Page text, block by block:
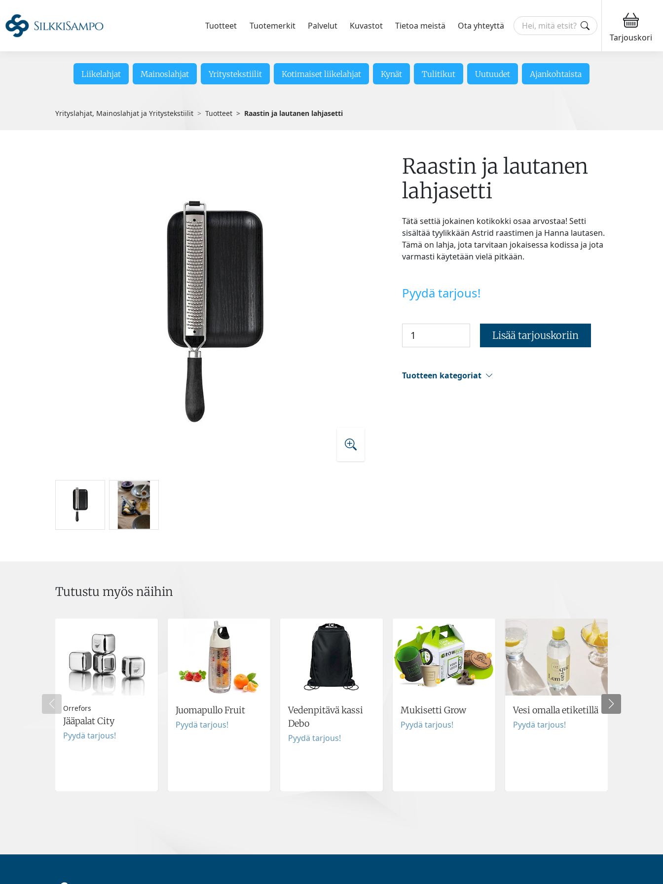
Tuotteet Tuotemerkit Palvelut Kuvastot Tietoa meistä
Ota yhteyttä
Tarjouskori
Liikelahjat Mainoslahjat Yritystekstiilit Kotimaiset liikelahjat Kynät Tulitikut Uutuudet Ajankohtaista
Yrityslahjat, Mainoslahjat ja Yritystekstiilit Tuotteet Raastin ja lautanen lahjasetti
Raastin ja lautanen
lahjasetti
Tätä settiä jokainen kotikokki osaa arvostaa! Setti
sisältää tyylikkään Astrid raastimen ja Hanna lautasen.
Tämä on lahja, jota tarvitaan jokaisessa kodissa ja jota
varmasti käytetään vielä pitkään.
Pyydä tarjous!
Lisää tarjouskoriin
Tuotteen kategoriat
Tutustu myös näihin
Orrefors
Jääpalat City
Pyydä tarjous!
Juomapullo Fruit
Pyydä tarjous!
Vedenpitävä kassi
Debo
Pyydä tarjous!
Mukisetti Grow
Pyydä tarjous!
Vesi omalla etiketillä
Pyydä tarjous!